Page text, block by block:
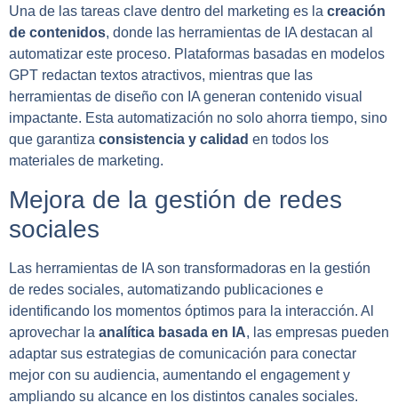
Una de las tareas clave dentro del marketing es la creación
de contenidos, donde las herramientas de IA destacan al
automatizar este proceso. Plataformas basadas en modelos
GPT redactan textos atractivos, mientras que las
herramientas de diseño con IA generan contenido visual
impactante. Esta automatización no solo ahorra tiempo, sino
que garantiza consistencia y calidad en todos los
materiales de marketing.
Mejora de la gestión de redes
sociales
Las herramientas de IA son transformadoras en la gestión
de redes sociales, automatizando publicaciones e
identificando los momentos óptimos para la interacción. Al
aprovechar la analítica basada en IA, las empresas pueden
adaptar sus estrategias de comunicación para conectar
mejor con su audiencia, aumentando el engagement y
ampliando su alcance en los distintos canales sociales.